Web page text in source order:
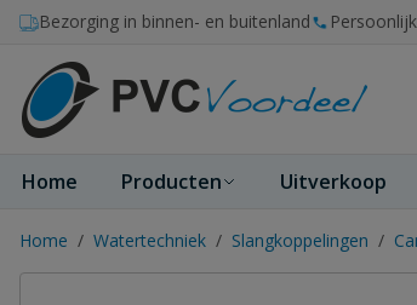
Ga naar de inhoud
Bezorging in binnen- en buitenland
Home Producten Uitverkoop
Home / Watertechniek / Slangkoppelingen /